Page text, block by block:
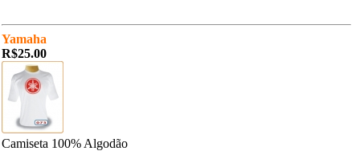
Yamaha
R$25.00
Camiseta 100% Algodão